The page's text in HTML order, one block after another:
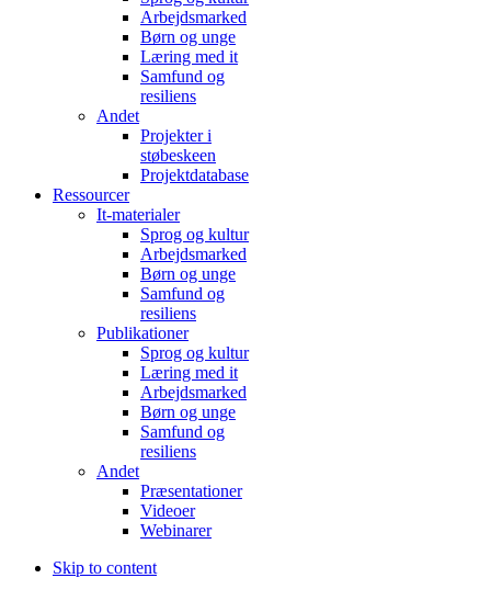
Arbejdsmarked
Børn og unge
Læring med it
Samfund og
resiliens
Andet
Projekter i
støbeskeen
Projektdatabase
Ressourcer
It-materialer
Sprog og kultur
Arbejdsmarked
Børn og unge
Samfund og
resiliens
Publikationer
Sprog og kultur
Læring med it
Arbejdsmarked
Børn og unge
Samfund og
resiliens
Andet
Præsentationer
Videoer
Webinarer
Skip to content